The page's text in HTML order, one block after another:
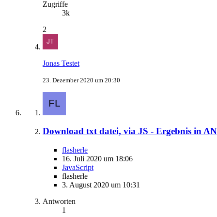
Zugriffe
3k
2
Jonas Testet
23. Dezember 2020 um 20:30
Download txt datei, via JS - Ergebnis in
flasherle
16. Juli 2020 um 18:06
JavaScript
flasherle
3. August 2020 um 10:31
Antworten
1